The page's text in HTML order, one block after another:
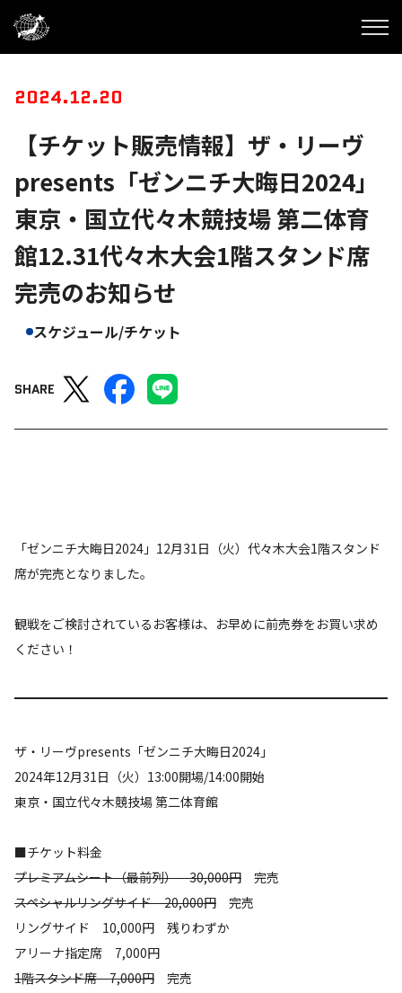
2024.12.20
【チケット販売情報】ザ・リーヴ
presents「ゼンニチ大晦日2024」
東京・国立代々木競技場 第二体育
館12.31代々木大会1階スタンド席
完売のお知らせ
スケジュール/チケット
SHARE
「ゼンニチ大晦日2024」12月31日（火）代々木大会1階スタンド
席が完売となりました。
観戦をご検討されているお客様は、お早めに前売券をお買い求め
ください！
ザ・リーヴpresents「ゼンニチ大晦日2024」
2024年12月31日（火）13:00開場/14:00開始
東京・国立代々木競技場 第二体育館
■チケット料金
プレミアムシート（最前列） 30,000円 完売
スペシャルリングサイド 20,000円 完売
リングサイド 10,000円 残りわずか
アリーナ指定席 7,000円
1階スタンド席 7,000円 完売